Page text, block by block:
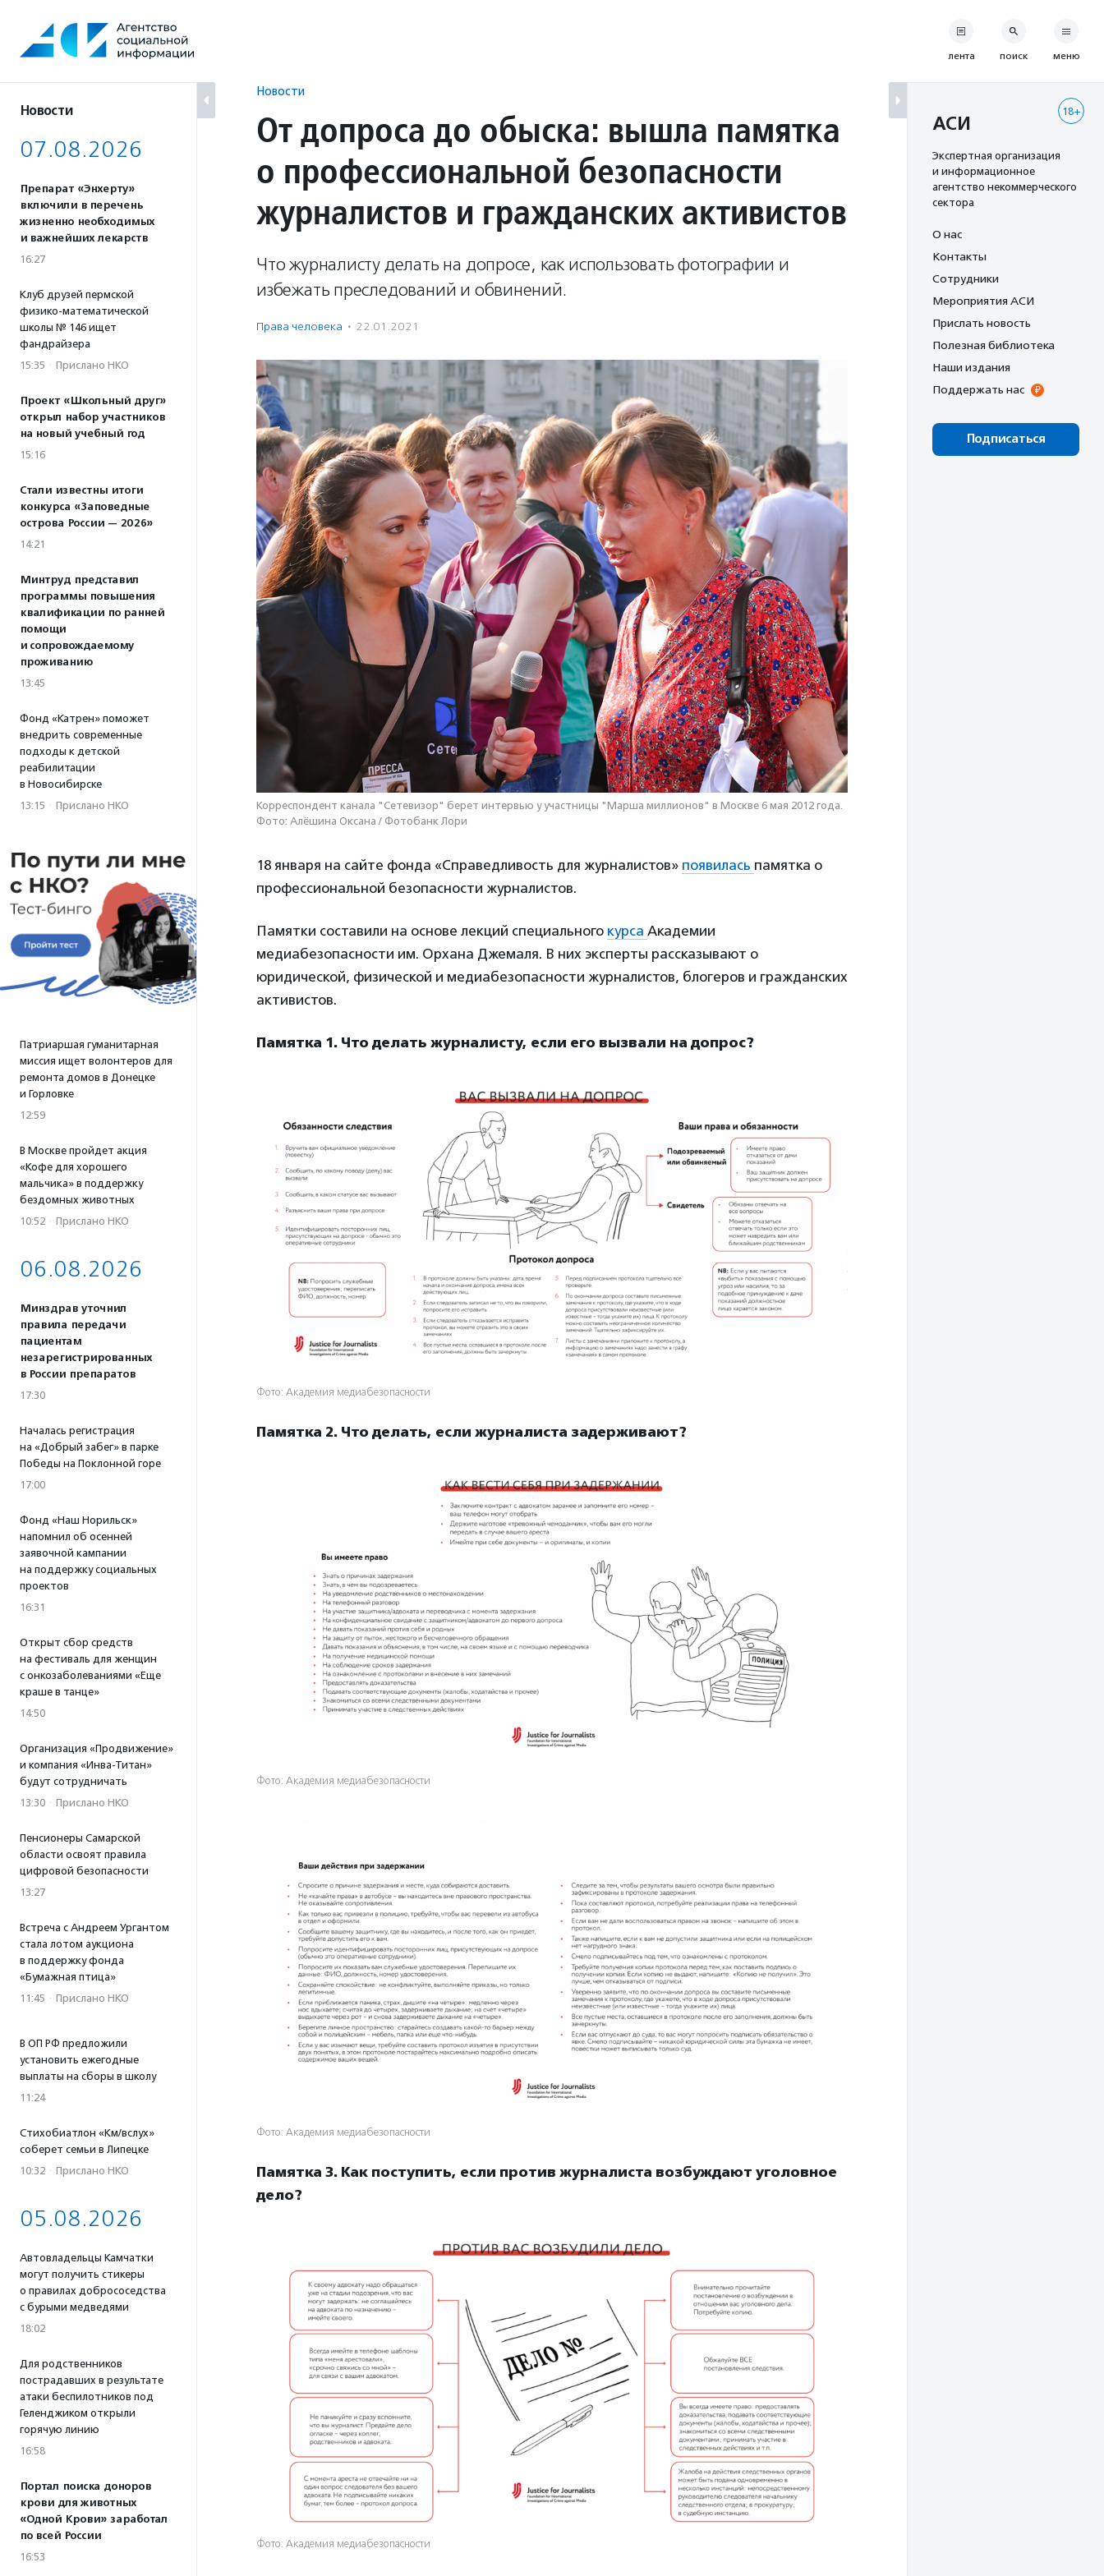
содержанию
Новости
07.08.2026
Препарат «Энхерту»
включили в перечень
жизненно необходимых
и важнейших лекарств
16:27
Клуб друзей пермской
физико-математической
школы № 146 ищет
фандрайзера
15:35 · Прислано НКО
Проект «Школьный друг»
открыл набор участников
на новый учебный год
15:16
Стали известны итоги
конкурса «Заповедные
острова России — 2026»
14:21
Минтруд представил
программы повышения
квалификации по ранней
помощи
и сопровождаемому
проживанию
13:45
Фонд «Катрен» поможет
внедрить современные
подходы к детской
реабилитации
в Новосибирске
13:15 · Прислано НКО
Патриаршая гуманитарная
миссия ищет волонтеров для
ремонта домов в Донецке
и Горловке
12:59
В Москве пройдет акция
«Кофе для хорошего
мальчика» в поддержку
бездомных животных
10:52 · Прислано НКО
06.08.2026
Минздрав уточнил
правила передачи
пациентам
незарегистрированных
в России препаратов
17:30
Началась регистрация
на «Добрый забег» в парке
Победы на Поклонной горе
17:00
Фонд «Наш Норильск»
напомнил об осенней
заявочной кампании
на поддержку социальных
проектов
16:31
Открыт сбор средств
на фестиваль для женщин
с онкозаболеваниями «Еще
краше в танце»
14:50
Организация «Продвижение»
и компания «Инва-Титан»
будут сотрудничать
13:30 · Прислано НКО
Пенсионеры Самарской
области освоят правила
цифровой безопасности
13:27
Встреча с Андреем Ургантом
стала лотом аукциона
в поддержку фонда
«Бумажная птица»
11:45 · Прислано НКО
В ОП РФ предложили
установить ежегодные
выплаты на сборы в школу
11:24
Стихобиатлон «Км/вслух»
соберет семьи в Липецке
10:32 · Прислано НКО
05.08.2026
Автовладельцы Камчатки
могут получить стикеры
о правилах добрососедства
с бурыми медведями
18:02
Для родственников
пострадавших в результате
атаки беспилотников под
Геленджиком открыли
горячую линию
16:58
Портал поиска доноров
крови для животных
«Одной Крови» заработал
по всей России
16:53
Новости
От допроса до обыска: вышла памятка
о профессиональной безопасности
журналистов и гражданских активистов
Что журналисту делать на допросе, как использовать фотографии и
избежать преследований и обвинений.
Права человека · 22.01.2021
Корреспондент канала "Сетевизор" берет интервью у участницы "Марша миллионов" в Москве 6 мая 2012 года.
Фото: Алёшина Оксана / Фотобанк Лори
18 января на сайте фонда «Справедливость для журналистов» появилась памятка о
профессиональной безопасности журналистов.
Памятки составили на основе лекций специального курса Академии
медиабезопасности им. Орхана Джемаля. В них эксперты рассказывают о
юридической, физической и медиабезопасности журналистов, блогеров и гражданских
активистов.
Памятка 1. Что делать журналисту, если его вызвали на допрос?
Фото: Академия медиабезопасности
Памятка 2. Что делать, если журналиста задерживают?
Фото: Академия медиабезопасности
Фото: Академия медиабезопасности
Памятка 3. Как поступить, если против журналиста возбуждают уголовное
дело?
Фото: Академия медиабезопасности
лента поиск меню
18+
АСИ
Экспертная организация
и информационное
агентство некоммерческого
сектора
О нас
Контакты
Сотрудники
Мероприятия АСИ
Прислать новость
Полезная библиотека
Наши издания
Поддержать нас
Подписаться